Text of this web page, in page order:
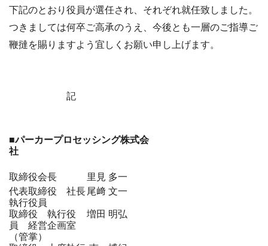
下記のとおり役員が選任され、それぞれ就任致しました。
つきましては何卒ご高承のうえ、今後とも一層のご指導ご
鞭撻を賜りますよう宜しくお願い申し上げます。
記
■パーカープロセッシング株式会
社
取締役会長
里見 多一
代表取締役 社長
執行役員
尾﨑 文一
取締役 執行役
員 経営企画室
（管掌）
増田 明弘